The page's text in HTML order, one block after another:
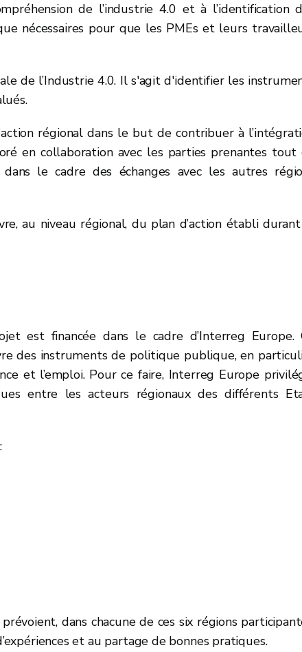
de l’industrie 4.0 et à l’identification
nécessaires pour que les PMEs et leurs
de l’Industrie 4.0. Il s'agit d'identifier les
régional dans le but de contribuer à
en collaboration avec les parties prenantes tout
dans le cadre des échanges avec les autres
au niveau régional, du plan d’action établi
est financée dans le cadre d’Interreg Europe.
des instruments de politique publique, en
et l’emploi. Pour ce faire, Interreg Europe
entre les acteurs régionaux des différents
dans chacune de ces six régions
et au partage de bonnes pratiques.